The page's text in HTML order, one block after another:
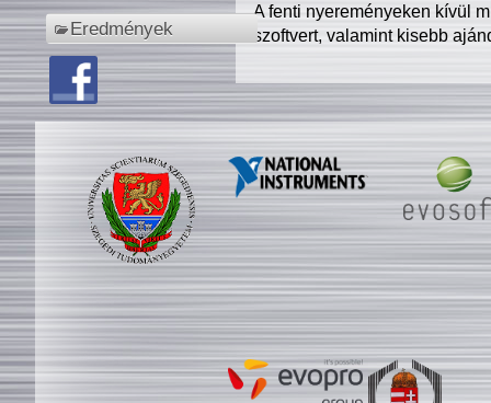
Eredmények
A fenti nyereményeken kívül
szoftvert, valamint kisebb